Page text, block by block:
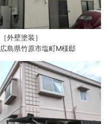
［外壁塗装］
広島県竹原市塩町M様邸